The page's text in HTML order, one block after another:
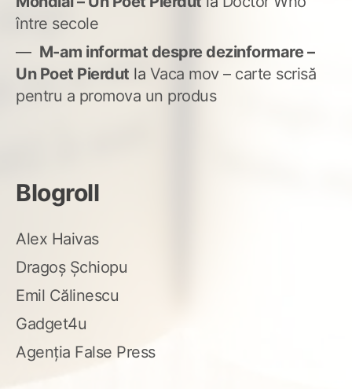
între secole
M-am informat despre dezinformare –
Un Poet Pierdut la Vaca mov – carte scrisă
pentru a promova un produs
Blogroll
Alex Haivas
Dragoș Șchiopu
Emil Călinescu
Gadget4u
Agenția False Press